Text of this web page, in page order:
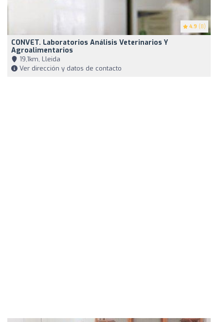
4.9 (8)
CONVET. Laboratorios Análisis Veterinarios Y
Agroalimentarios
19,1km, Lleida
Ver dirección y datos de contacto